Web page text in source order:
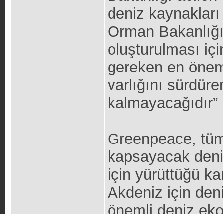
deniz
Orman
oluşturulması
gereken en
varlığını
Greenpeace,
kapsayacak
için yürüttüğü
Akdeniz için
önemli deniz